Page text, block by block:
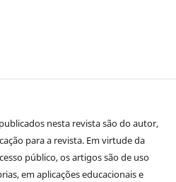
nesta revista são do autor,
para a revista. Em virtude da
público, os artigos são de uso
em aplicações educacionais e